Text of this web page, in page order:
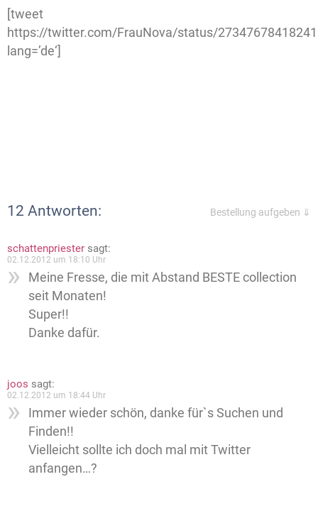
[tweet
https://twitter.com/FrauNova/status/
lang=’de‘]
12 Antworten: Bestellung aufgeben ⇓
schattenpriester sagt:
02.12.2012 um 18:10 Uhr
Meine Fresse, die mit Abstand BESTE collection
seit Monaten!
Super!!
Danke dafür.
joos sagt:
02.12.2012 um 18:44 Uhr
Immer wieder schön, danke für`s Suchen und
Finden!!
Vielleicht sollte ich doch mal mit Twitter
anfangen…?